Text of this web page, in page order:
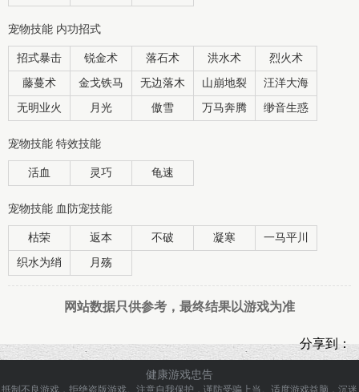
宠物技能 内功招式
招式暴击 锐金术 落石术 洪水术 烈火术
藤蔓术 金戈铁马 无边落木 山崩地裂 汪洋大海
无明业火 月光 傲雪 万马奔腾 缈音生惑
宠物技能 特效技能
活血 灵巧 龟速
宠物技能 血防宠技能
枯荣 返本 不破 凝寒 一马平川
织水为绡 月殇
网站数据只供参考，最终结果以游戏为准
分享到：
健康游戏忠告
抵制不良游戏，拒绝盗版游戏。注意自我保护，谨防受骗上当。 适度游戏益脑，沉迷